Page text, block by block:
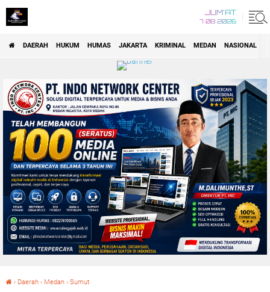
JUM'AT
7 08 2026
DAERAH HUKUM HUMAS JAKARTA KRIMINAL MEDAN NASIONAL
› Daerah › Medan › Sumut